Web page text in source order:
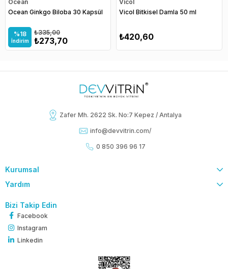
Ocean
Ocean Ginkgo Biloba 30 Kapsül
%18
İndirim ₺273,70
₺335,00
Vicol
Vicol Bitkisel Damla 50 ml
₺420,60
Zafer Mh. 2622 Sk. No:7 Kepez / Antalya
info@devvitrin.com/
0 850 396 96 17
Kurumsal
Yardım
Bizi Takip Edin
Facebook
Instagram
Linkedin